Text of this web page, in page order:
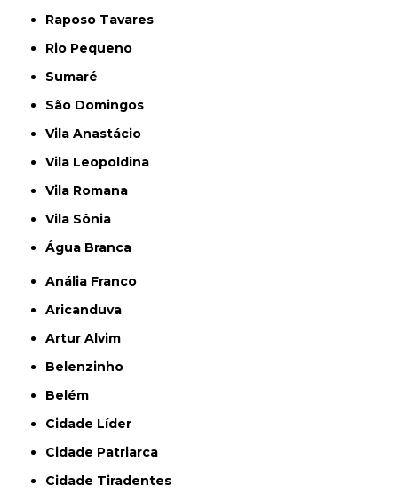
Raposo Tavares
Rio Pequeno
Sumaré
São Domingos
Vila Anastácio
Vila Leopoldina
Vila Romana
Vila Sônia
Água Branca
Anália Franco
Aricanduva
Artur Alvim
Belenzinho
Belém
Cidade Líder
Cidade Patriarca
Cidade Tiradentes